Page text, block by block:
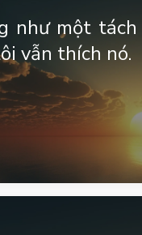
như một
vẫn thích nó.